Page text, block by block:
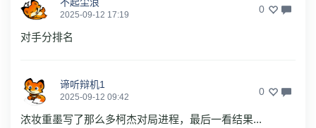
不起尘浪
2025-09-12 17:19 0
对手分排名
谛听辩机1
2025-09-12 09:42 0
浓妆重墨写了那么多柯杰对局进程，最后一看结果...